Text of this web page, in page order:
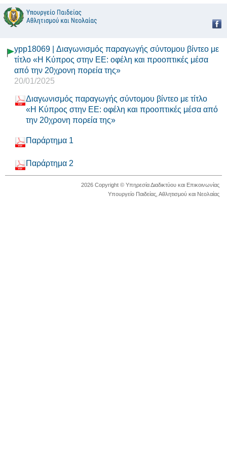
ypp18069 | Διαγωνισμός παραγωγής σύντομου βίντεο με
τίτλο «Η Κύπρος στην ΕΕ: οφέλη και προοπτικές μέσα
από την 20χρονη πορεία της»
20/01/2025
Διαγωνισμός παραγωγής σύντομου βίντεο με τίτλο
«Η Κύπρος στην ΕΕ: οφέλη και προοπτικές μέσα από
την 20χρονη πορεία της»
Παράρτημα 1
Παράρτημα 2
2026 Copyright © Υπηρεσία Διαδικτύου και Επικοινωνίας
Υπουργείο Παιδείας, Αθλητισμού και Νεολαίας